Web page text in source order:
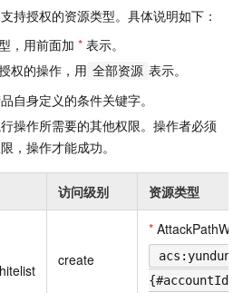
持授权的资源类型。具体说明如下：
，用前面加 * 表示。
权的操作，用 全部资源 表示。
自身定义的条件关键字。
操作所需要的其他权限。操作者必须
，操作才能成功。
访问级别 资源类型
create
*